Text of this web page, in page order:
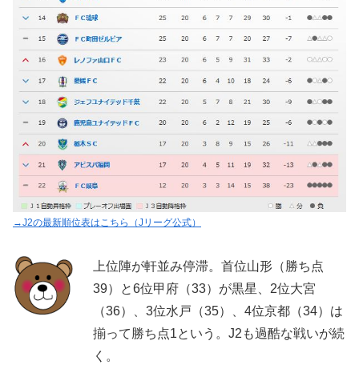
→J2の最新順位表はこちら（Jリーグ公式）
上位陣が軒並み停滞。首位山形（勝ち点
39）と6位甲府（33）が黒星、2位大宮
（36）、3位水戸（35）、4位京都（34）は
揃って勝ち点1という。J2も過酷な戦いが続
く。